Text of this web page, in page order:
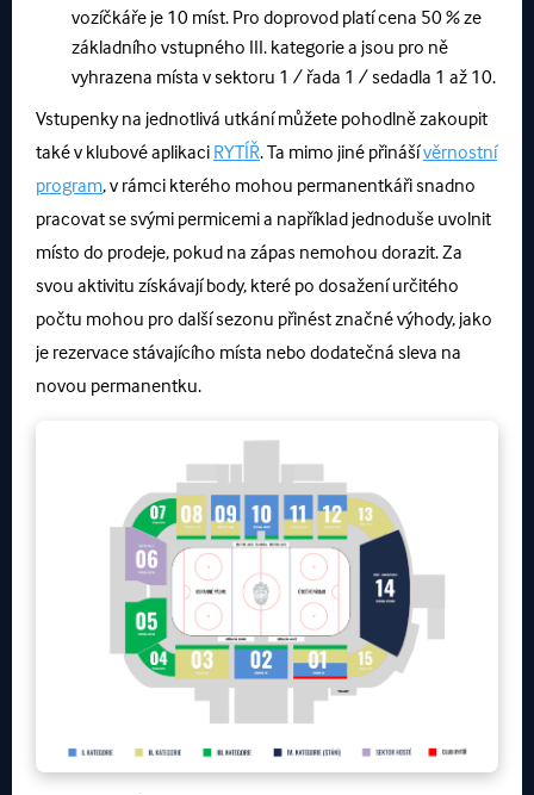
vozíčkáře je 10 míst. Pro doprovod platí cena 50 % ze
základního vstupného III. kategorie a jsou pro ně
vyhrazena místa v sektoru 1 / řada 1 / sedadla 1 až 10.
Vstupenky na jednotlivá utkání můžete pohodlně zakoupit
také v klubové aplikaci RYTÍŘ. Ta mimo jiné přinášívěrnostní
program, v rámci kterého mohou permanentkáři snadno
pracovat se svými permicemi a například jednoduše uvolnit
místo do prodeje, pokud na zápas nemohou dorazit. Za
svou aktivitu získávají body, které po dosažení určitého
počtu mohou pro další sezonu přinést značné výhody, jako
je rezervace stávajícího místa nebo dodatečná sleva na
novou permanentku.